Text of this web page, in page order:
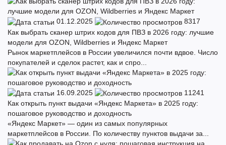
01.12.2025
8317
Как выбрать сканер штрих кодов для ПВЗ в 2026 году: лучшие
модели для OZON, Wildberries и Яндекс Маркет
Рынок маркетплейсов в России увеличился почти вдвое. Число
покупателей и сделок растет, как и спро...
16.09.2025
11241
Как открыть пункт выдачи «Яндекс Маркета» в 2025 году:
пошаговое руководство и доходность
«Яндекс Маркет» ― один из самых популярных
маркетплейсов в России. По количеству пунктов выдачи за...